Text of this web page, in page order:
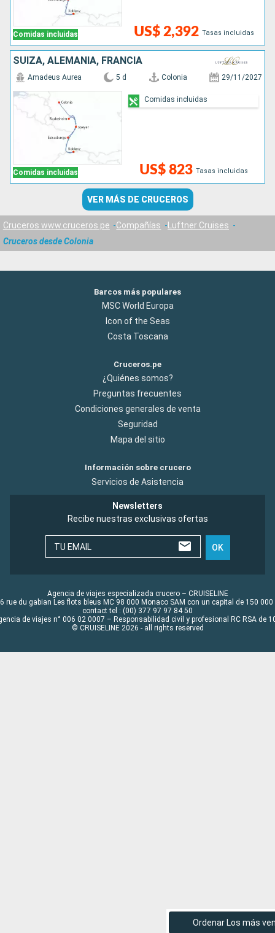
Ordenar Los más
Comidas incluidas US$ 2,392 Tasas incluidas
SUIZA, ALEMANIA, FRANCIA
Comidas incluidas
Amadeus Aurea 5 d Colonia 29/11/2027
US$ 823 Tasas incluidas
Comidas incluidas
VER MÁS DE CRUCEROS
Cruceros www.cruceros.pe Compañías
Luftner Cruises
Cruceros desde Colonia
Barcos más populares
MSC World Europa
Icon of the Seas
Costa Toscana
Cruceros.pe
¿Quiénes somos?
Preguntas frecuentes
Condiciones generales de venta
Seguridad
Mapa del sitio
Información sobre crucero
Servicios de Asistencia
Newsletters
Recibe nuestras exclusivas ofertas
TU EMAIL OK
Agencia de viajes especializada crucero – CRUISELINE
rue du gabian Les flots bleus MC 98 000 Monaco SAM con un capital de 150 000
contact tel : (00) 377 97 97 84 50
de viajes n° 006 02 0007 – Responsabilidad civil y profesional RC RSA de
© CRUISELINE 2026 - all rights reserved